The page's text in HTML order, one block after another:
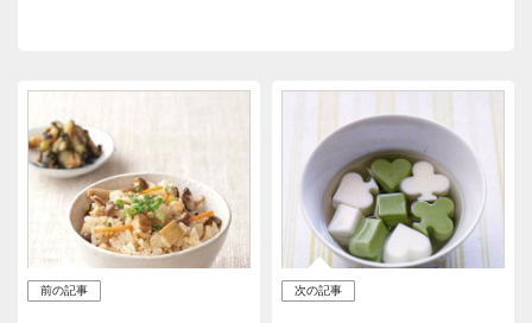
前の記事 次の記事